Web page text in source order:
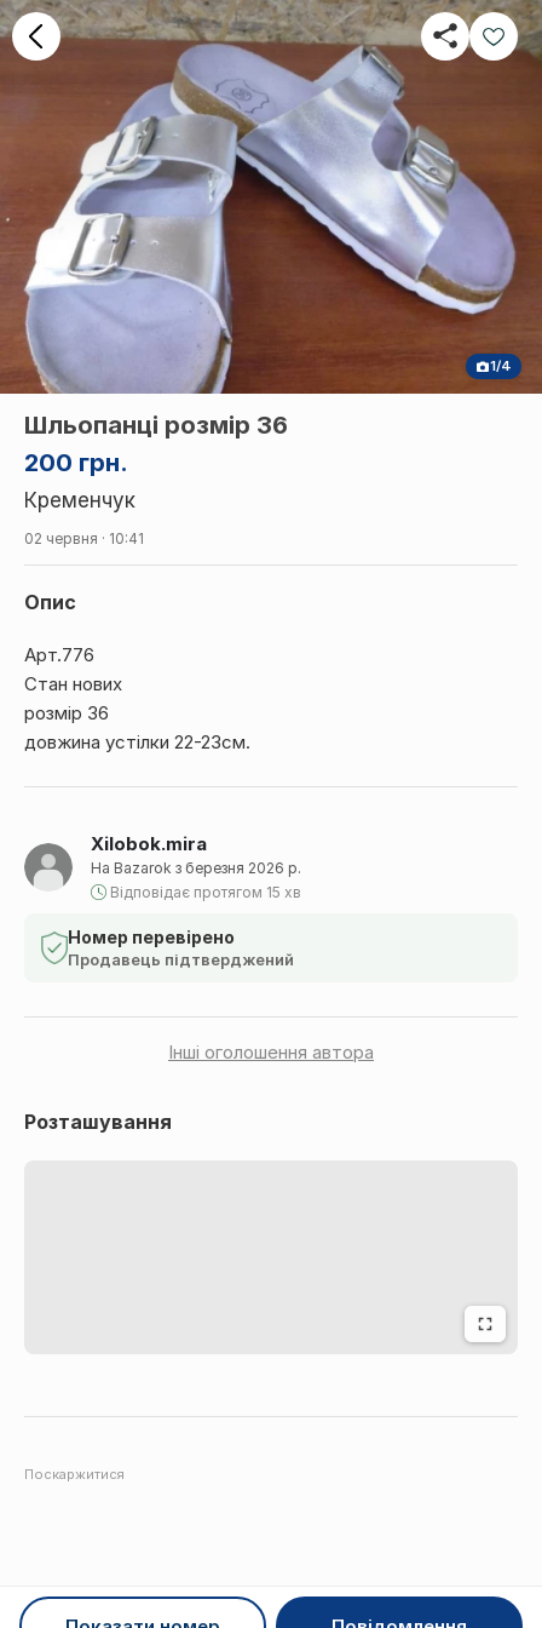
1/4
200 грн.
Шльопанці розмір 36
Кременчук
02 червня · 10:41
Xilobok.mira
На Bazarok з березня 2026 р.
Відповідає протягом 15 хв
Номер перевірено
Продавець підтверджений
Інші оголошення автора
Опис
Арт.776
Стан нових
розмір 36
довжина устілки 22-23см.
Розташування
Поскаржитися